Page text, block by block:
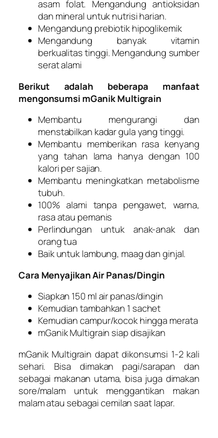
asam folat. Mengandung antioksidan
dan mineral untuk nutrisi harian.
Mengandung prebiotik hipoglikemik
Mengandung banyak vitamin
berkualitas tinggi. Mengandung sumber
serat alami
Berikut adalah beberapa manfaat
mengonsumsi mGanik Multigrain
Membantu mengurangi dan
menstabilkan kadar gula yang tinggi.
Membantu memberikan rasa kenyang
yang tahan lama hanya dengan 100
kalori per sajian.
Membantu meningkatkan metabolisme
tubuh.
100% alami tanpa pengawet, warna,
rasa atau pemanis
Perlindungan untuk anak-anak dan
orang tua
Baik untuk lambung, maag dan ginjal.
Cara Menyajikan Air Panas/Dingin
Siapkan 150 ml air panas/dingin
Kemudian tambahkan 1 sachet
Kemudian campur/kocok hingga merata
mGanik Multigrain siap disajikan
mGanik Multigrain dapat dikonsumsi 1-2 kali
sehari. Bisa dimakan pagi/sarapan dan
sebagai makanan utama, bisa juga dimakan
sore/malam untuk menggantikan makan
malam atau sebagai cemilan saat lapar.